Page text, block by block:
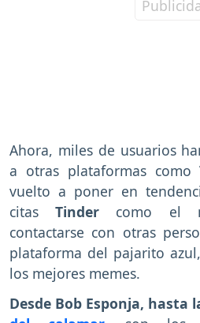
Ahora, miles de usuarios
a otras plataformas como
vuelto a poner en
citasTinder como el
contactarse con otras
plataforma del pajarito
los mejores memes.
Desde Bob Esponja, hasta